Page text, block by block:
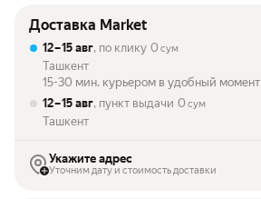
Доставка Market
12 – 15 авг, по клику 0 сум
Ташкент
15-30 мин. курьером в удобный момент
12 – 15 авг, пункт выдачи 0 сум
Ташкент
Укажите адрес
Уточним дату и стоимость доставки